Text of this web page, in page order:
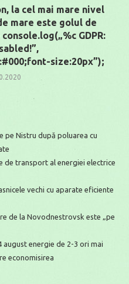
la cel mai mare nivel
mare este golul de
GDPR:
size:20px”);
pe Nistru după poluarea cu
de transport al energiei electrice
vechi cu aparate eficiente
de la Novodnestrovsk este „pe
energie de 2-3 ori mai
economisirea